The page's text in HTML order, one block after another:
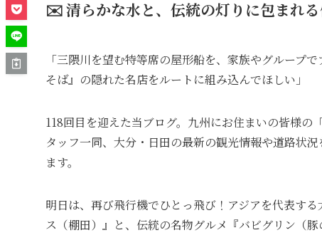
✉️ 清らかな水と、伝統の灯りに包まれる
「三隈川を望む特等席の屋形船を、家族やグループ
そば』の隠れた名店をルートに組み込んでほしい」
118回目を迎えた当ブログ。九州にお住まいの皆様
タッフ一同、大分・日田の最新の観光情報や道路状
ます。
明日は、再び飛行機でひとっ飛び！アジアを代表す
ス（棚田）』と、伝統の名物グルメ『バビグリン（